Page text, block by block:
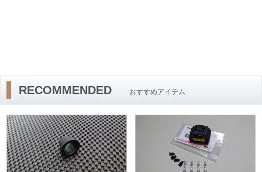
RECOMMENDED おすすめアイテム